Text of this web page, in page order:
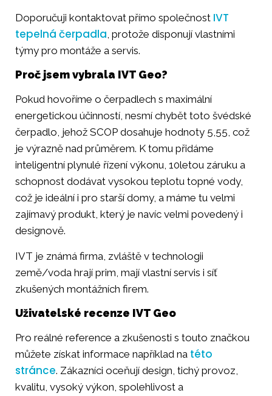
Doporučuji kontaktovat přímo společnost IVT
tepelná čerpadla , protože disponují vlastními
týmy pro montáže a servis.
Proč jsem vybrala IVT Geo?
Pokud hovoříme o čerpadlech s maximální
energetickou účinností, nesmí chybět toto švédské
čerpadlo, jehož SCOP dosahuje hodnoty 5,55, což
je výrazně nad průměrem. K tomu přidáme
inteligentní plynulé řízení výkonu, 10letou záruku a
schopnost dodávat vysokou teplotu topné vody,
což je ideální i pro starší domy, a máme tu velmi
zajímavý produkt, který je navíc velmi povedený i
designově.
IVT je známá firma, zvláště v technologii
země/voda hrají prim, mají vlastní servis i síť
zkušených montážních firem.
Uživatelské recenze IVT Geo
Pro reálné reference a zkušenosti s touto značkou
můžete získat informace například na této
stránce. Zákazníci oceňují design, tichý provoz,
kvalitu, vysoký výkon, spolehlivost a